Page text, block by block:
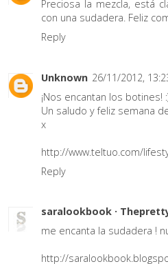
Preciosa la mezcla, está
con una sudadera. Feliz
Reply
Unknown 26/11/2012,
¡Nos encantan los botines!
Un saludo y feliz semana
x
http://www.teltuo.com/
Reply
saralookbook ·
me encanta la sudadera !
http://